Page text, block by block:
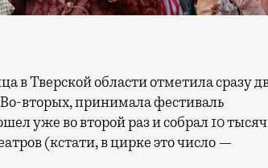
вторых, принимала фестиваль
уже во второй раз и собрал 10 тысяч
(кстати, в цирке это число —